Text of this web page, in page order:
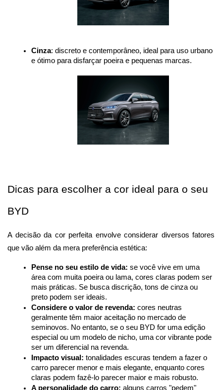
Cinza: discreto e contemporâneo, ideal para uso urbano
e ótimo para disfarçar poeira e pequenas marcas.
Dicas para escolher a cor ideal para o seu
BYD
A decisão da cor perfeita envolve considerar diversos fatores
que vão além da mera preferência estética:
Pense no seu estilo de vida: se você vive em uma
área com muita poeira ou lama, cores claras podem ser
mais práticas. Se busca discrição, tons de cinza ou
preto podem ser ideais.
Considere o valor de revenda: cores neutras
geralmente têm maior aceitação no mercado de
seminovos. No entanto, se o seu BYD for uma edição
especial ou um modelo de nicho, uma cor vibrante pode
ser um diferencial na revenda.
Impacto visual: tonalidades escuras tendem a fazer o
carro parecer menor e mais elegante, enquanto cores
claras podem fazê-lo parecer maior e mais robusto.
A personalidade do carro: alguns carros "pedem"